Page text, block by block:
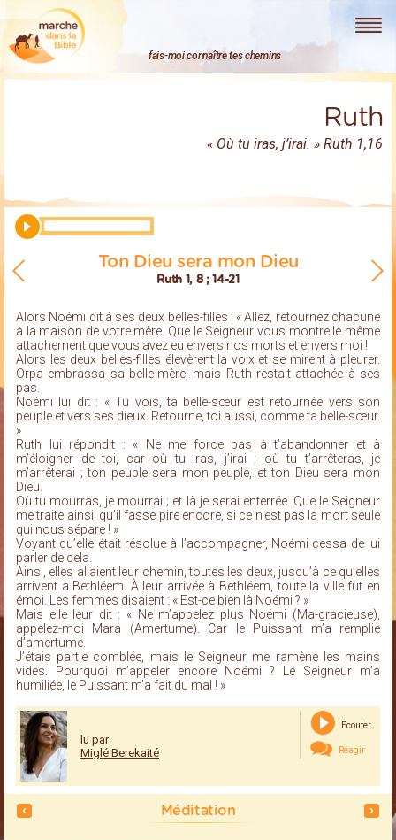
Marche dans la Bible
fais-moi connaître tes chemins
Ruth
« Où tu iras, j’irai. » Ruth 1,16
Ton Dieu sera mon Dieu
Ruth 1, 8 ; 14-21
Alors Noémi dit à ses deux belles-filles : « Allez, retournez chacune
à la maison de votre mère. Que le Seigneur vous montre le même
attachement que vous avez eu envers nos morts et envers moi !
Alors les deux belles-filles élevèrent la voix et se mirent à pleurer.
Orpa embrassa sa belle-mère, mais Ruth restait attachée à ses
pas.
Noémi lui dit : « Tu vois, ta belle-sœur est retournée vers son
peuple et vers ses dieux. Retourne, toi aussi, comme ta belle-sœur.
»
Ruth lui répondit : « Ne me force pas à t’abandonner et à
m’éloigner de toi, car où tu iras, j’irai ; où tu t’arrêteras, je
m’arrêterai ; ton peuple sera mon peuple, et ton Dieu sera mon
Dieu.
Où tu mourras, je mourrai ; et là je serai enterrée. Que le Seigneur
me traite ainsi, qu’il fasse pire encore, si ce n’est pas la mort seule
qui nous sépare ! »
Voyant qu’elle était résolue à l’accompagner, Noémi cessa de lui
parler de cela.
Ainsi, elles allaient leur chemin, toutes les deux, jusqu’à ce qu’elles
arrivent à Bethléem. À leur arrivée à Bethléem, toute la ville fut en
émoi. Les femmes disaient : « Est-ce bien là Noémi ? »
Mais elle leur dit : « Ne m’appelez plus Noémi (Ma-gracieuse),
appelez-moi Mara (Amertume). Car le Puissant m’a remplie
d’amertume.
J’étais partie comblée, mais le Seigneur me ramène les mains
vides. Pourquoi m’appeler encore Noémi ? Le Seigneur m’a
humiliée, le Puissant m’a fait du mal ! »
lu par
Miglé Berekaité
Ecouter
Réagir
Méditation